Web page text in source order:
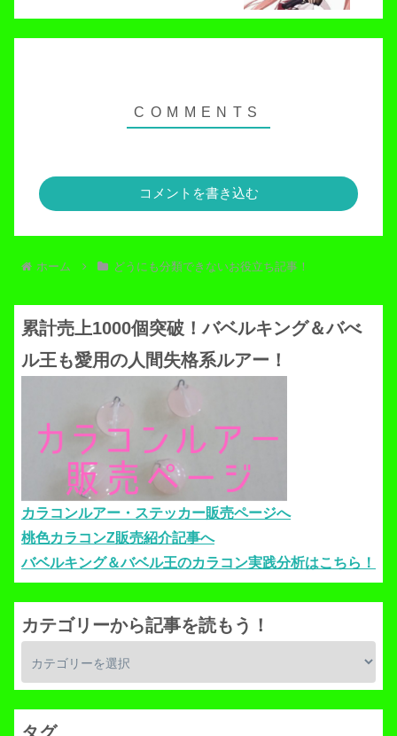
コメントを書き込む
ホーム どうにも分類できないお役立ち記事！
累計売上1000個突破！バベルキング＆バべ
ル王も愛用の人間失格系ルアー！
カラコンルアー・ステッカー販売ページへ
桃色カラコンZ販売紹介記事へ
バベルキング＆バベル王のカラコン実践分析はこちら！
カテゴリーから記事を読もう！